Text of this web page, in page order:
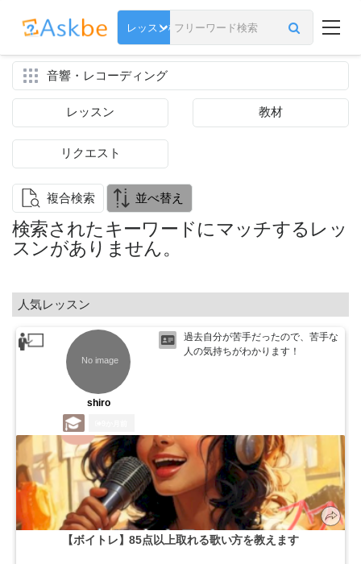
音響・レコーディング
レッスン 教材
リクエスト
複合検索 並べ替え
検索されたキーワードにマッチするレッ
スンがありません。
人気レッスン
shiro
過去自分が苦手だったので、苦手な
人の気持ちがわかります！
【ボイトレ】85点以上取れる歌い方を教えます